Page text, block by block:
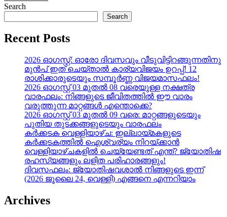
Search
Search
Recent Posts
2026 ഓഗസ്റ്റ്: ഓരോ ദിവസവും വീടുവിട്ടിറങ്ങുന്നതിനു
മുൻപ് ഇത് ചെയ്താൽ കാര്യവിജയം ഉറപ്പ്! 12
രാശിക്കാരുടെയും സമ്പൂർണ്ണ വിജയമാസഫലം!
2026 ഓഗസ്റ്റ് 03 മുതൽ 08 വരെയുള്ള നക്ഷത്ര
വാരഫലം: നിങ്ങളുടെ ജീവിതത്തിൽ ഈ വാരം
വരുത്തുന്ന മാറ്റങ്ങൾ എന്തൊക്കെ?
2026 ഓഗസ്റ്റ് 03 മുതൽ 09 വരെ: മാറ്റങ്ങളുടെയും
പുതിയ തുടക്കങ്ങളുടെയും വാരഫലം
കർക്കടക വെള്ളിയാഴ്ച: ഇല്ലായ്മകളുടെ
കർക്കടകത്തിൽ ഐശ്വര്യം നിറയ്ക്കാൻ
വെള്ളിയാഴ്ചകളിൽ ചെയ്യേണ്ടത് എന്ത്? ജ്യോതിഷ
രഹസ്യങ്ങളും ലളിത പരിഹാരങ്ങളും!
ദിവസഫലം: ജ്യോതിഷവശാൽ നിങ്ങളുടെ ഇന്ന്‌
(2026 ജൂലൈ 24, വെള്ളി) എങ്ങനെ എന്നറിയാം
Archives